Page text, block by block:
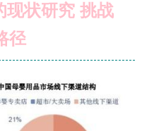
现状研究 挑战
径